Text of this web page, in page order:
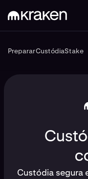
PrepararCustódiaStake
Custódia segura